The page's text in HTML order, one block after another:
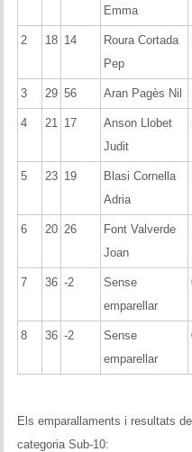
Emma
2 18 14
Roura Cortada
Pep
3 29 56 Aran Pagès Nil
4 21 17
Anson Llobet
Judit
5 23 19
Blasi Cornella
Adria
6 20 26
Font Valverde
Joan
7 36 -2
Sense
emparellar
8 36 -2
Sense
emparellar
Els emparallaments i resultats
categoria Sub-10: